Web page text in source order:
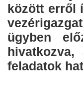
között erről
ügyben
feladatok